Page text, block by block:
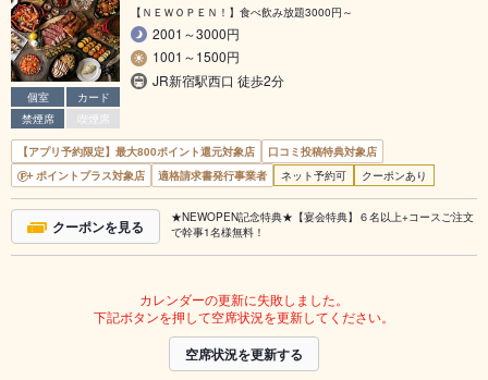
個室
カード
禁煙席
喫煙席
【ＮＥＷＯＰＥＮ！】食べ飲み放題3000円～
2001～3000円
1001～1500円
JR新宿駅西口 徒歩2分
【アプリ予約限定】最大800ポイント還元対象店
口コミ投稿特典対象店
ポイントプラス対象店
適格請求書発行事業者 ネット予約可 クーポンあり
クーポンを見る
★NEWOPEN記念特典★【宴会特典】６名以上+コースご注文
で幹事1名様無料！
カレンダーの更新に失敗しました。
下記ボタンを押して空席状況を更新してください。
空席状況を更新する